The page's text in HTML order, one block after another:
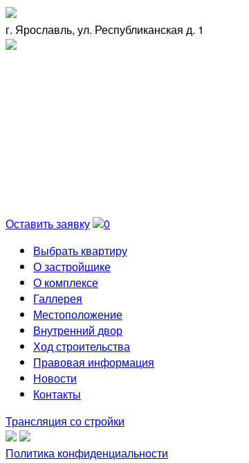
г. Ярославль, ул. Республиканская д. 1
Оставить заявку
0
Выбрать квартиру
О застройщике
О комплексе
Галлерея
Местоположение
Внутренний двор
Ход строительства
Правовая информация
Новости
Контакты
Трансляция со стройки
Политика конфиденциальности